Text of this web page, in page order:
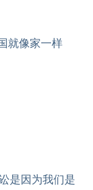
就像家一样
是因为我们是